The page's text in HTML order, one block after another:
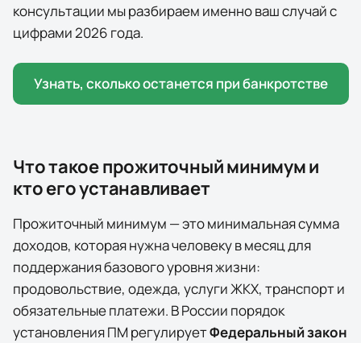
консультации мы разбираем именно ваш случай с
цифрами 2026 года.
Узнать, сколько останется при банкротстве
Что такое прожиточный минимум и
кто его устанавливает
Прожиточный минимум — это минимальная сумма
доходов, которая нужна человеку в месяц для
поддержания базового уровня жизни:
продовольствие, одежда, услуги ЖКХ, транспорт и
обязательные платежи. В России порядок
установления ПМ регулируетФедеральный закон